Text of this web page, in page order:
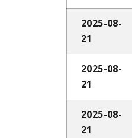
2025-08-
21
2025-08-
21
2025-08-
21